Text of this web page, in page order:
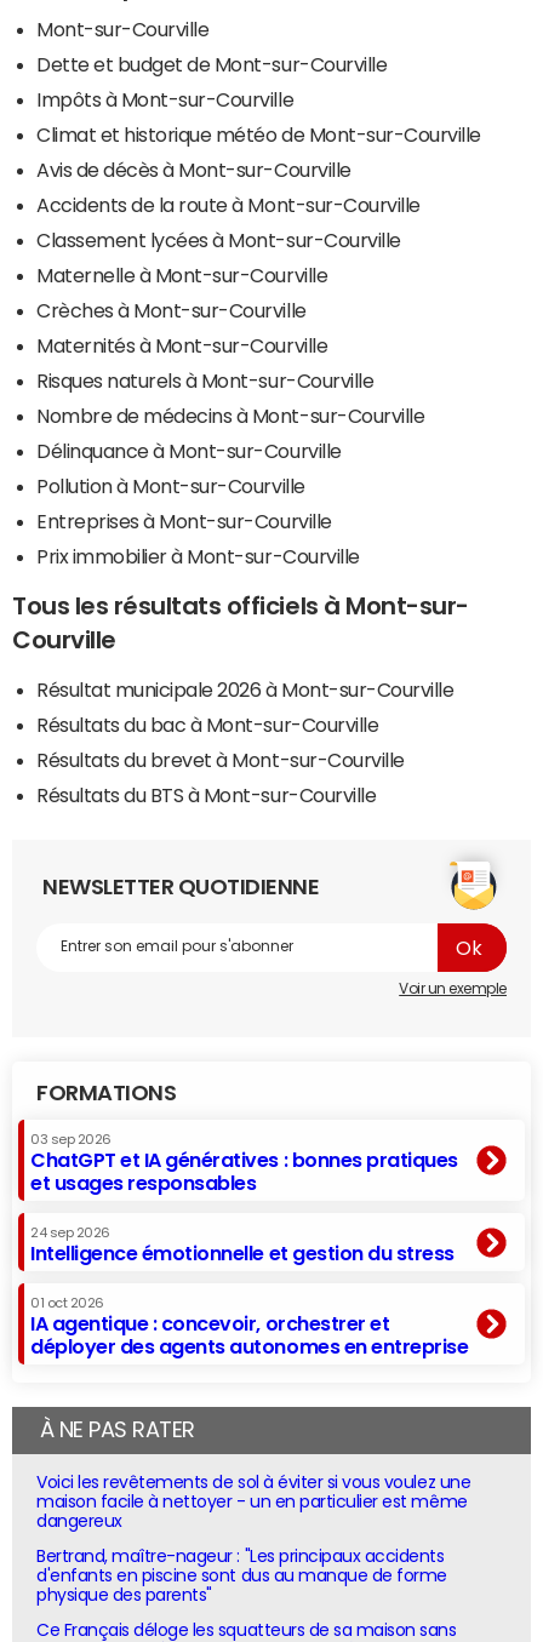
Mont-sur-Courville
Dette et budget de Mont-sur-Courville
Impôts à Mont-sur-Courville
Climat et historique météo de Mont-sur-Courville
Avis de décès à Mont-sur-Courville
Accidents de la route à Mont-sur-Courville
Classement lycées à Mont-sur-Courville
Maternelle à Mont-sur-Courville
Crèches à Mont-sur-Courville
Maternités à Mont-sur-Courville
Risques naturels à Mont-sur-Courville
Nombre de médecins à Mont-sur-Courville
Délinquance à Mont-sur-Courville
Pollution à Mont-sur-Courville
Entreprises à Mont-sur-Courville
Prix immobilier à Mont-sur-Courville
Tous les résultats officiels à Mont-sur-
Courville
Résultat municipale 2026 à Mont-sur-Courville
Résultats du bac à Mont-sur-Courville
Résultats du brevet à Mont-sur-Courville
Résultats du BTS à Mont-sur-Courville
NEWSLETTER QUOTIDIENNE
Voir un exemple
FORMATIONS
03 sep 2026
ChatGPT et IA génératives : bonnes pratiques
et usages responsables
24 sep 2026
Intelligence émotionnelle et gestion du stress
01 oct 2026
IA agentique : concevoir, orchestrer et
déployer des agents autonomes en entreprise
À NE PAS RATER
Voici les revêtements de sol à éviter si vous voulez une
maison facile à nettoyer - un en particulier est même
dangereux
Bertrand, maître-nageur : "Les principaux accidents
d'enfants en piscine sont dus au manque de forme
physique des parents"
Ce Français déloge les squatteurs de sa maison sans